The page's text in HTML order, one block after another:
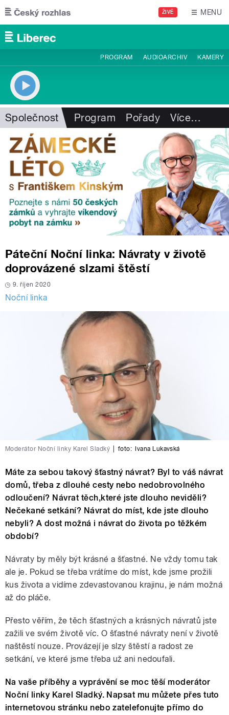
Přejít k hlavnímu obsahu
ŽIVĚ MENU
PROGRAM AUDIOARCHIV KAMERY
Společnost Program Pořady Více…
Páteční Noční linka: Návraty v životě
doprovázené slzami štěstí
9. říjen 2020
Noční linka
Moderátor Noční linky Karel Sladký foto: Ivana Lukavská
Máte za sebou takový šťastný návrat? Byl to váš návrat
domů, třeba z dlouhé cesty nebo nedobrovolného
odloučení? Návrat těch,které jste dlouho neviděli?
Nečekané setkání? Návrat do míst, kde jste dlouho
nebyli? A dost možná i návrat do života po těžkém
období?
Návraty by měly být krásné a šťastné. Ne vždy tomu tak
ale je. Pokud se třeba vrátíme do míst, kde jsme prožili
kus života a vidíme zdevastovanou krajinu, je nám možná
až do pláče.
Přesto věřím, že těch šťastných a krásných návratů jste
zažili ve svém životě víc. O šťastné návraty není v životě
naštěstí nouze. Provázejí je slzy štěstí a radost ze
setkání, ve které jsme třeba už ani nedoufali.
Na vaše příběhy a vyprávění se moc těší moderátor
Noční linky Karel Sladký. Napsat mu můžete přes tuto
internetovou stránku nebo zatelefonujte přímo do